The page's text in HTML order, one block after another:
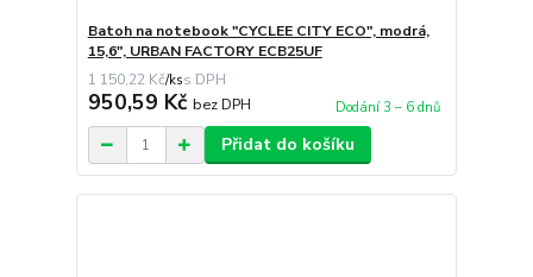
Batoh na notebook "CYCLEE CITY ECO", modrá,
15,6", URBAN FACTORY ECB25UF
1 150,22 Kč/ks
950,59 Kč bez DPH Dodání 3 – 6 dnů
Přidat do košíku